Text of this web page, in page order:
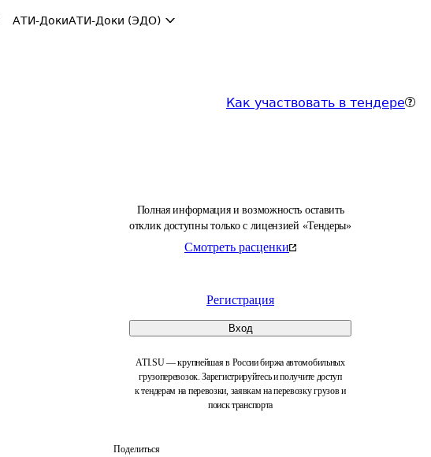
АТИ-ДокиАТИ-Доки (ЭДО)
Как участвовать в тендере
Полная информация и возможность оставить
отклик доступны только с лицензией «Тендеры»
Смотреть расценки
Регистрация
Вход
ATI.SU — крупнейшая в России биржа автомобильных
грузоперевозок. Зарегистрируйтесь и получите доступ
к тендерам на перевозки, заявкам на перевозку грузов и
поиск транспорта
Поделиться